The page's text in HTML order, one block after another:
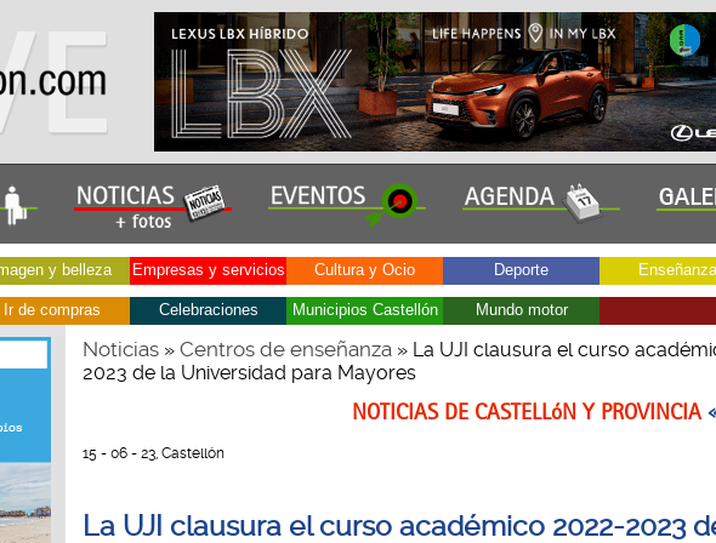
y belleza Empresas y servicios Cultura y Ocio Deporte Enseñanza
Ir de compras Celebraciones Municipios Castellón Mundo motor
Noticias» Centros de enseñanza» La UJI clausura el curso
2023 de la Universidad para Mayores
NOTICIAS DE CASTELLóN Y PROVINCIA
15 - 06 - 23, Castellón
La UJI clausura el curso académico 2022-2023